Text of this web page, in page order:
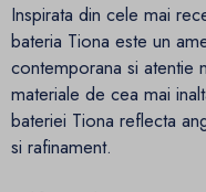
Inspirata din cele mai
bateria Tiona este un
contemporana si atentie
materiale de cea mai
bateriei Tiona reflecta
si rafinament.